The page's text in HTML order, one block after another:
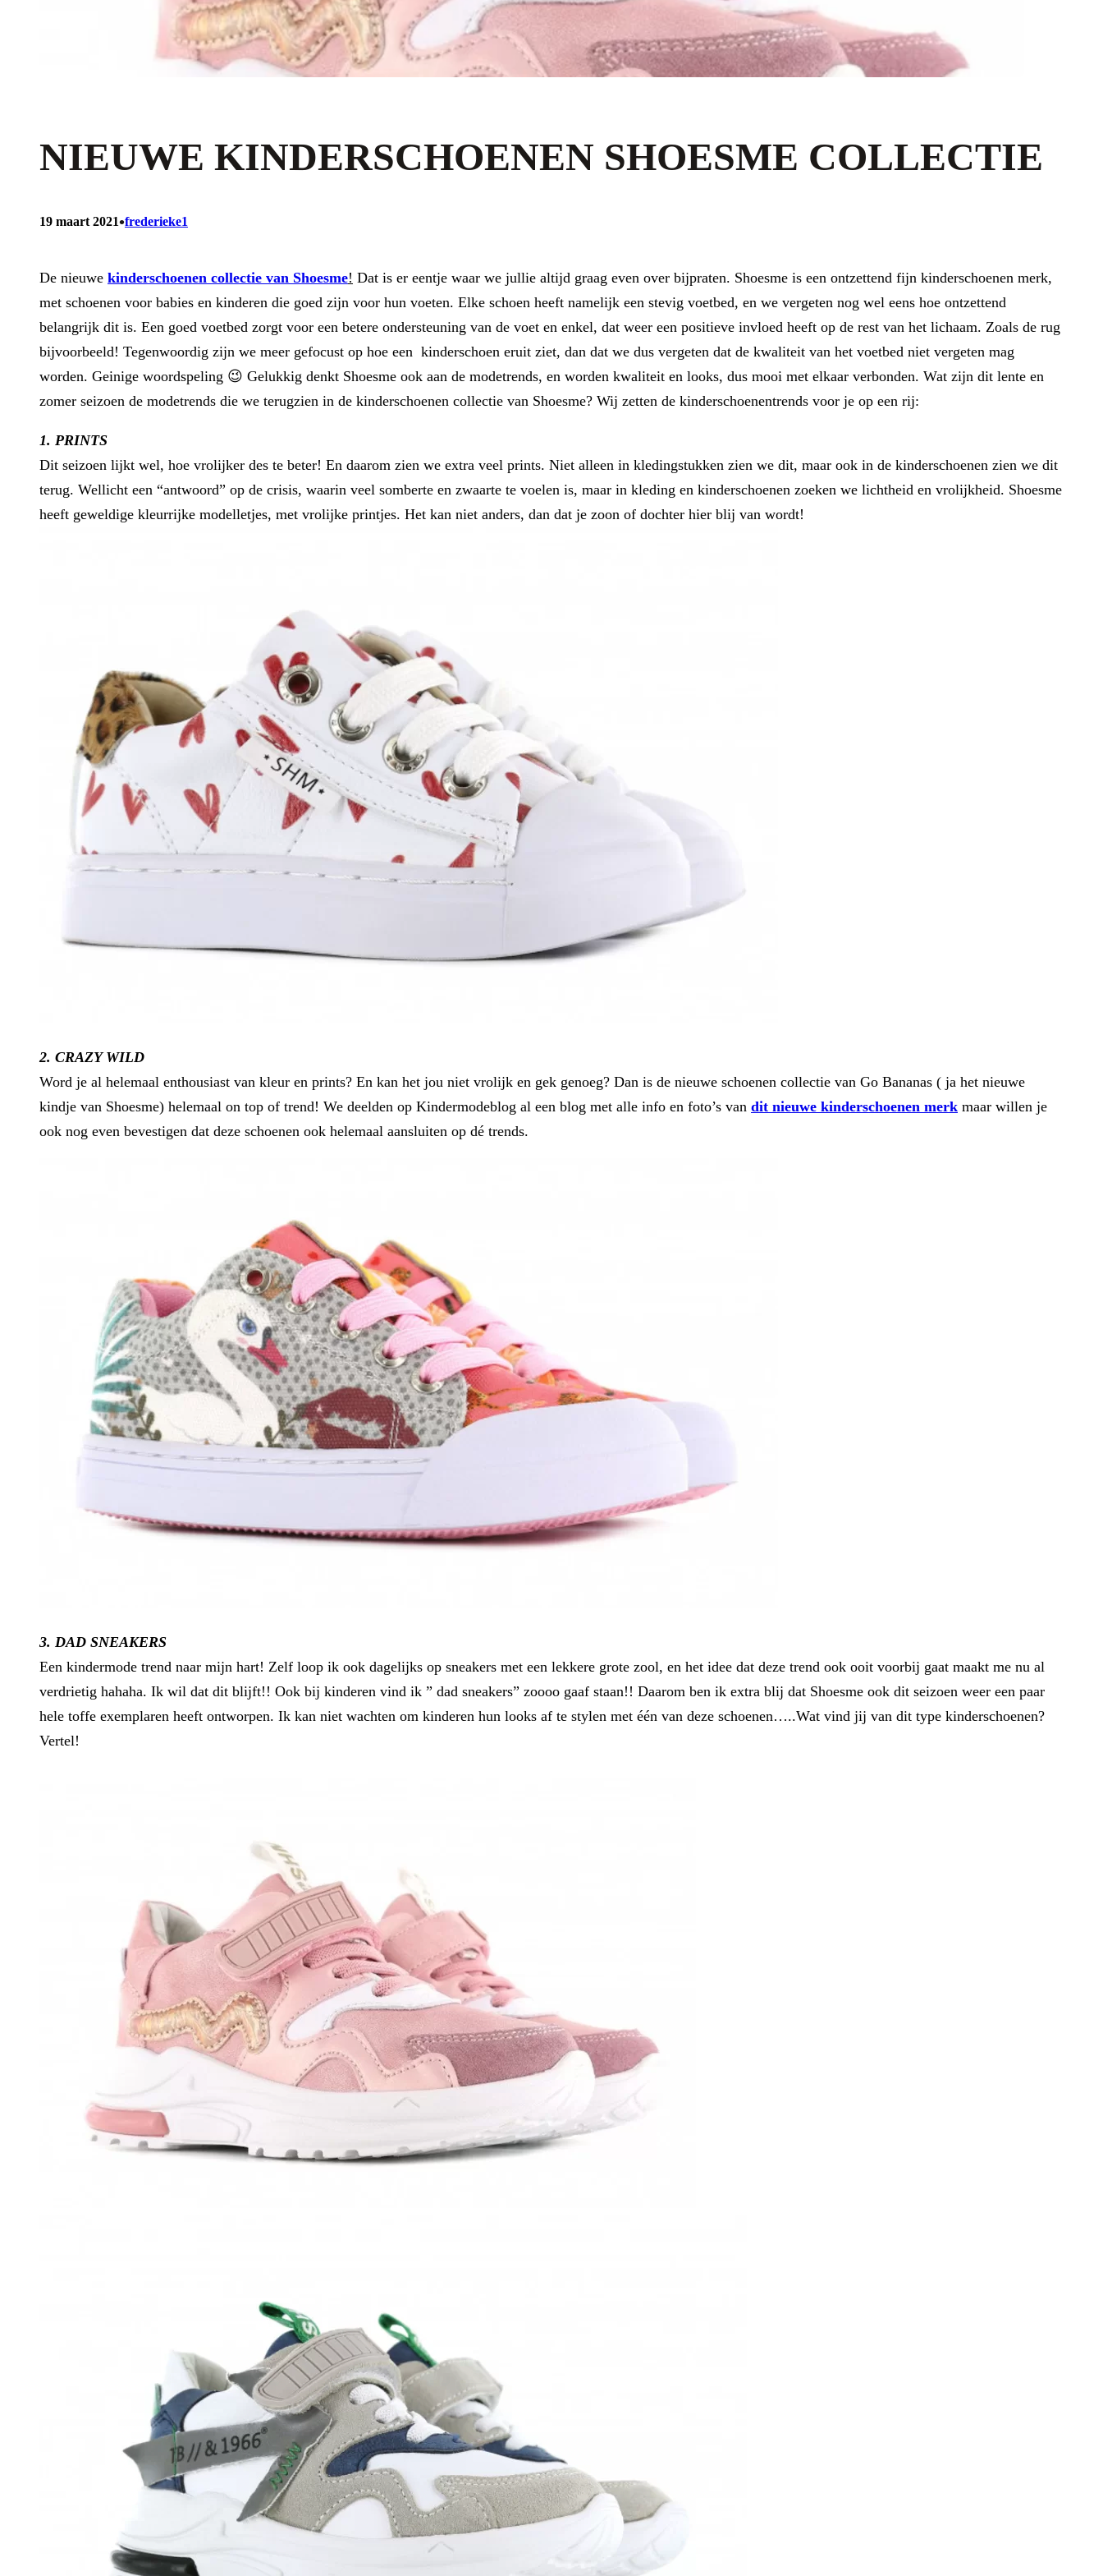
NIEUWE KINDERSCHOENEN SHOESME COLLECTIE
19 maart 2021•frederieke1
De nieuwe kinderschoenen collectie van Shoesme! Dat is er eentje waar we jullie altijd graag even over bijpraten. Shoesme is een ontzettend fijn kinderschoenen merk,
met schoenen voor babies en kinderen die goed zijn voor hun voeten. Elke schoen heeft namelijk een stevig voetbed, en we vergeten nog wel eens hoe ontzettend
belangrijk dit is. Een goed voetbed zorgt voor een betere ondersteuning van de voet en enkel, dat weer een positieve invloed heeft op de rest van het lichaam. Zoals de rug
bijvoorbeeld! Tegenwoordig zijn we meer gefocust op hoe een kinderschoen eruit ziet, dan dat we dus vergeten dat de kwaliteit van het voetbed niet vergeten mag
worden. Geinige woordspeling 😉 Gelukkig denkt Shoesme ook aan de modetrends, en worden kwaliteit en looks, dus mooi met elkaar verbonden. Wat zijn dit lente en
zomer seizoen de modetrends die we terugzien in de kinderschoenen collectie van Shoesme? Wij zetten de kinderschoenentrends voor je op een rij:
1. PRINTS
Dit seizoen lijkt wel, hoe vrolijker des te beter! En daarom zien we extra veel prints. Niet alleen in kledingstukken zien we dit, maar ook in de kinderschoenen zien we dit
terug. Wellicht een “antwoord” op de crisis, waarin veel somberte en zwaarte te voelen is, maar in kleding en kinderschoenen zoeken we lichtheid en vrolijkheid. Shoesme
heeft geweldige kleurrijke modelletjes, met vrolijke printjes. Het kan niet anders, dan dat je zoon of dochter hier blij van wordt!
2. CRAZY WILD
Word je al helemaal enthousiast van kleur en prints? En kan het jou niet vrolijk en gek genoeg? Dan is de nieuwe schoenen collectie van Go Bananas ( ja het nieuwe
kindje van Shoesme) helemaal on top of trend! We deelden op Kindermodeblog al een blog met alle info en foto’s van dit nieuwe kinderschoenen merk maar willen je
ook nog even bevestigen dat deze schoenen ook helemaal aansluiten op dé trends.
3. DAD SNEAKERS
Een kindermode trend naar mijn hart! Zelf loop ik ook dagelijks op sneakers met een lekkere grote zool, en het idee dat deze trend ook ooit voorbij gaat maakt me nu al
verdrietig hahaha. Ik wil dat dit blijft!! Ook bij kinderen vind ik ” dad sneakers” zoooo gaaf staan!! Daarom ben ik extra blij dat Shoesme ook dit seizoen weer een paar
hele toffe exemplaren heeft ontworpen. Ik kan niet wachten om kinderen hun looks af te stylen met één van deze schoenen…..Wat vind jij van dit type kinderschoenen?
Vertel!